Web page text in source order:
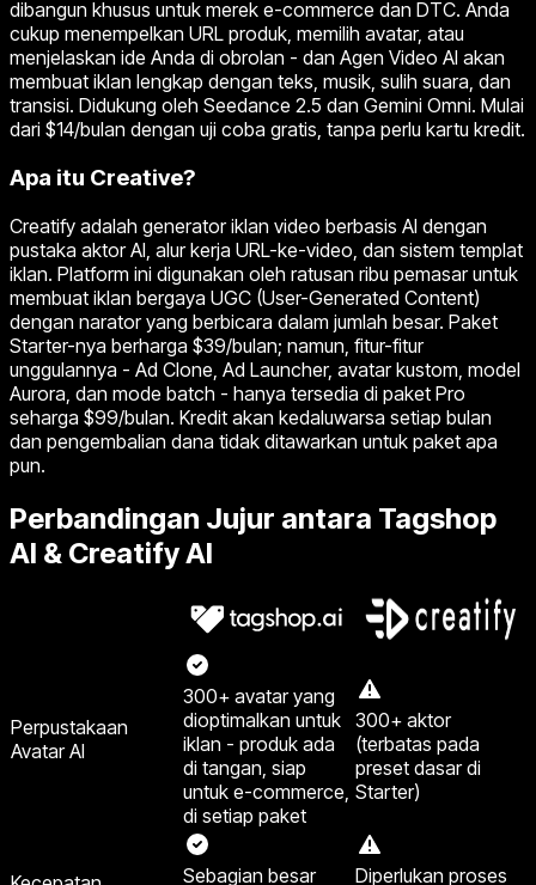
dibangun khusus untuk merek e-commerce dan DTC. Anda
cukup menempelkan URL produk, memilih avatar, atau
menjelaskan ide Anda di obrolan - dan Agen Video AI akan
membuat iklan lengkap dengan teks, musik, sulih suara, dan
transisi. Didukung oleh Seedance 2.5 dan Gemini Omni. Mulai
dari $14/bulan dengan uji coba gratis, tanpa perlu kartu kredit.
Apa itu Creative?
Creatify adalah generator iklan video berbasis AI dengan
pustaka aktor AI, alur kerja URL-ke-video, dan sistem templat
iklan. Platform ini digunakan oleh ratusan ribu pemasar untuk
membuat iklan bergaya UGC (User-Generated Content)
dengan narator yang berbicara dalam jumlah besar. Paket
Starter-nya berharga $39/bulan; namun, fitur-fitur
unggulannya - Ad Clone, Ad Launcher, avatar kustom, model
Aurora, dan mode batch - hanya tersedia di paket Pro
seharga $99/bulan. Kredit akan kedaluwarsa setiap bulan
dan pengembalian dana tidak ditawarkan untuk paket apa
pun.
Perbandingan Jujur antara Tagshop
AI & Creatify AI
Perpustakaan
Avatar AI
300+ avatar yang
dioptimalkan untuk
iklan - produk ada
di tangan, siap
untuk e-commerce,
di setiap paket
300+ aktor
(terbatas pada
preset dasar di
Starter)
Sebagian besar
Diperlukan proses